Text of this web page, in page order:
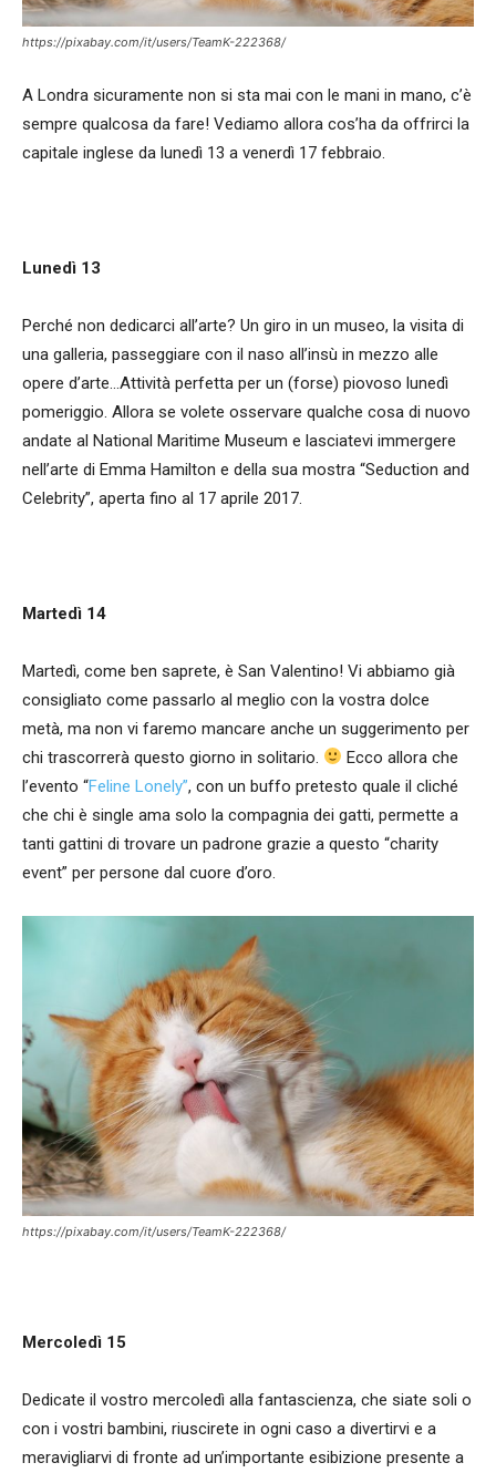
https://pixabay.com/it/users/TeamK-222368/
A Londra sicuramente non si sta mai con le mani in mano, c’è
sempre qualcosa da fare! Vediamo allora cos’ha da offrirci la
capitale inglese da lunedì 13 a venerdì 17 febbraio.
Lunedì 13
Perché non dedicarci all’arte? Un giro in un museo, la visita di
una galleria, passeggiare con il naso all’insù in mezzo alle
opere d’arte…Attività perfetta per un (forse) piovoso lunedì
pomeriggio. Allora se volete osservare qualche cosa di nuovo
andate al National Maritime Museum e lasciatevi immergere
nell’arte di Emma Hamilton e della sua mostra “Seduction and
Celebrity”, aperta fino al 17 aprile 2017.
Martedì 14
Martedì, come ben saprete, è San Valentino! Vi abbiamo già
consigliato come passarlo al meglio con la vostra dolce
metà, ma non vi faremo mancare anche un suggerimento per
chi trascorrerà questo giorno in solitario.
Ecco allora che
l’evento “Feline Lonely”, con un buffo pretesto quale il cliché
che chi è single ama solo la compagnia dei gatti, permette a
tanti gattini di trovare un padrone grazie a questo “charity
event” per persone dal cuore d’oro.
https://pixabay.com/it/users/TeamK-222368/
Mercoledì 15
Dedicate il vostro mercoledì alla fantascienza, che siate soli o
con i vostri bambini, riuscirete in ogni caso a divertirvi e a
meravigliarvi di fronte ad un’importante esibizione presente a